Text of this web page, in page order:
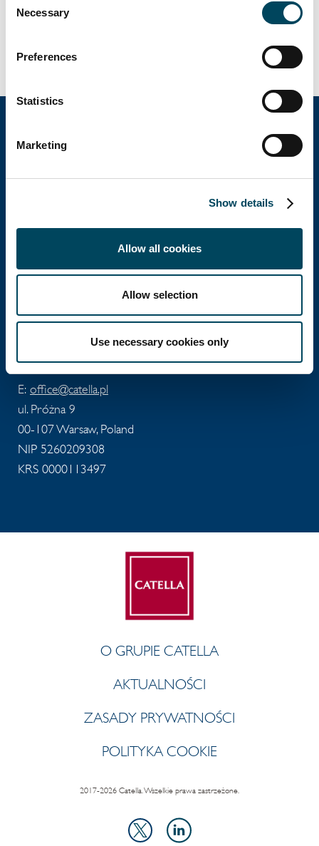
Selection
Necessary
Preferences
Statistics
Marketing
Show details
Allow all cookies
Allow selection
Use necessary cookies only
Catella jest wiodącym specjalistą w zakresie
inwestycji w nieruchomości, prowadzącym
działalność w 12 krajach.
Catella Poland sp. z o.o.
E: office@catella.pl
ul. Próżna 9
00-107 Warsaw, Poland
NIP 5260209308
KRS 0000113497
O GRUPIE CATELLA
AKTUALNOŚCI
ZASADY PRYWATNOŚCI
POLITYKA COOKIE
2017-2026 Catella. Wszelkie prawa zastrzeżone.
X
LinkedIn